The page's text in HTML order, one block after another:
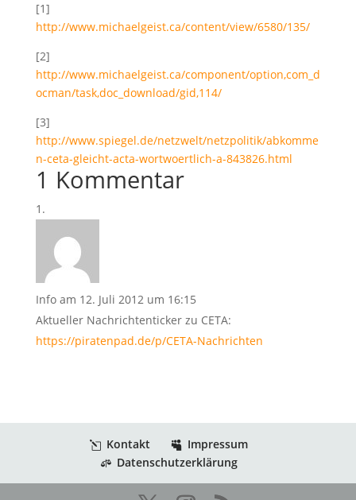
[1]
http://www.michaelgeist.ca/content/view/6580/135/
[2]
http://www.michaelgeist.ca/component/option,com_d
ocman/task,doc_download/gid,114/
[3]
http://www.spiegel.de/netzwelt/netzpolitik/abkomme
n-ceta-gleicht-acta-wortwoertlich-a-843826.html
1 Kommentar
Info am 12. Juli 2012 um 16:15
Aktueller Nachrichtenticker zu CETA:
https://piratenpad.de/p/CETA-Nachrichten
Kontakt
Impressum
Datenschutzerklärung